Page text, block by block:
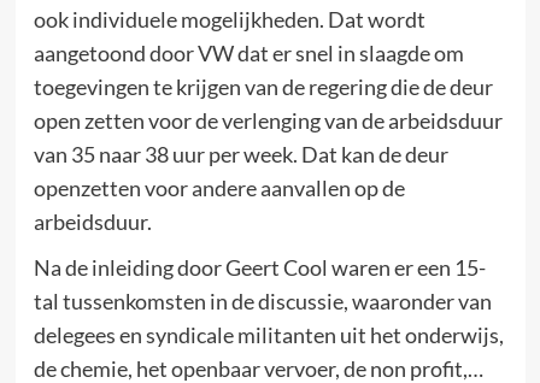
ook individuele mogelijkheden. Dat wordt
aangetoond door VW dat er snel in slaagde om
toegevingen te krijgen van de regering die de deur
open zetten voor de verlenging van de arbeidsduur
van 35 naar 38 uur per week. Dat kan de deur
openzetten voor andere aanvallen op de
arbeidsduur.
Na de inleiding door Geert Cool waren er een 15-
tal tussenkomsten in de discussie, waaronder van
delegees en syndicale militanten uit het onderwijs,
de chemie, het openbaar vervoer, de non profit,…